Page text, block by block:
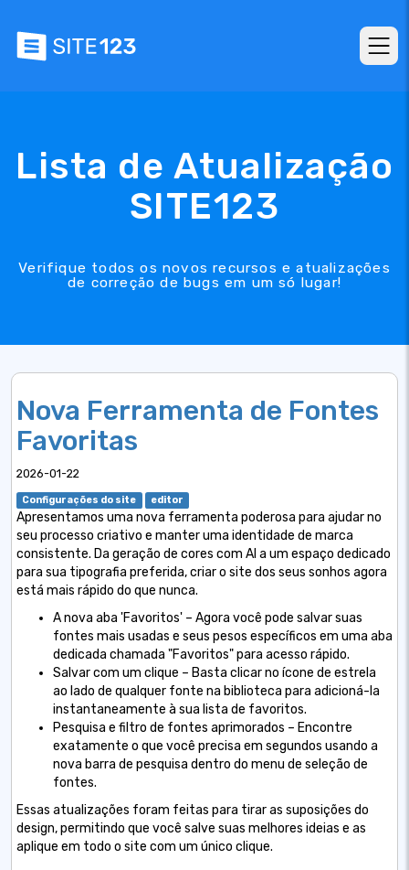
Lista de Atualização
SITE123
Verifique todos os novos recursos e atualizações
de correção de bugs em um só lugar!
Nova Ferramenta de Fontes
Favoritas
2026-01-22
Configurações do site editor
Apresentamos uma nova ferramenta poderosa para ajudar no
seu processo criativo e manter uma identidade de marca
consistente. Da geração de cores com AI a um espaço dedicado
para sua tipografia preferida, criar o site dos seus sonhos agora
está mais rápido do que nunca.
A nova aba 'Favoritos' – Agora você pode salvar suas
fontes mais usadas e seus pesos específicos em uma aba
dedicada chamada "Favoritos" para acesso rápido.
Salvar com um clique – Basta clicar no ícone de estrela
ao lado de qualquer fonte na biblioteca para adicioná-la
instantaneamente à sua lista de favoritos.
Pesquisa e filtro de fontes aprimorados – Encontre
exatamente o que você precisa em segundos usando a
nova barra de pesquisa dentro do menu de seleção de
fontes.
Essas atualizações foram feitas para tirar as suposições do
design, permitindo que você salve suas melhores ideias e as
aplique em todo o site com um único clique.